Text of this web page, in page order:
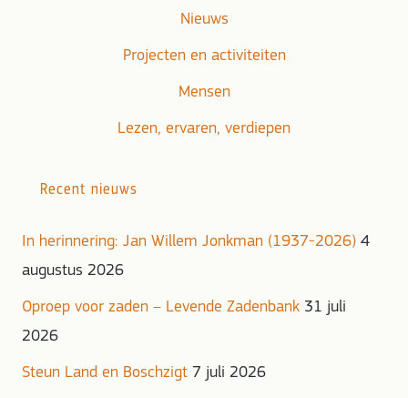
Nieuws
Projecten en activiteiten
Mensen
Lezen, ervaren, verdiepen
Recent nieuws
In herinnering: Jan Willem Jonkman (1937-2026) 4
augustus 2026
Oproep voor zaden – Levende Zadenbank 31 juli
2026
Steun Land en Boschzigt 7 juli 2026